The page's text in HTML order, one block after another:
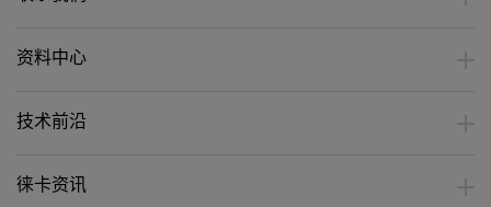
资料中心
技术前沿
徕卡资讯